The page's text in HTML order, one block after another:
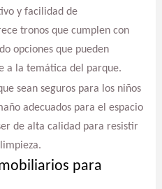
y facilidad de
tronos que cumplen con
opciones que pueden
a la temática del parque.
sean seguros para los niños
adecuados para el espacio
de alta calidad para resistir
para